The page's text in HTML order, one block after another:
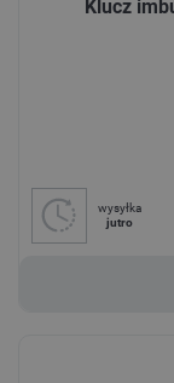
Klucz
wysyłka
jutro